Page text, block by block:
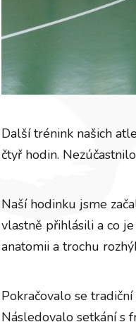
Další trénink našich
čtyř hodin.
Naší hodinku jsme
vlastně přihlásili a co
anatomii a trochu
Pokračovalo se
Následovalo setkání s